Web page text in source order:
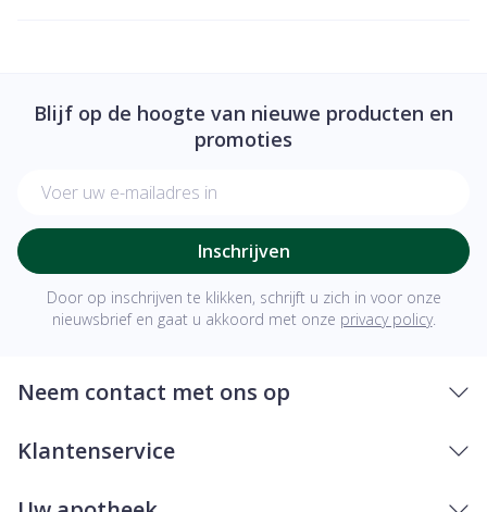
Blijf op de hoogte van nieuwe producten en
promoties
Inschrijven
Door op inschrijven te klikken, schrijft u zich in voor onze
nieuwsbrief en gaat u akkoord met onze privacy policy.
Neem contact met ons op
Klantenservice